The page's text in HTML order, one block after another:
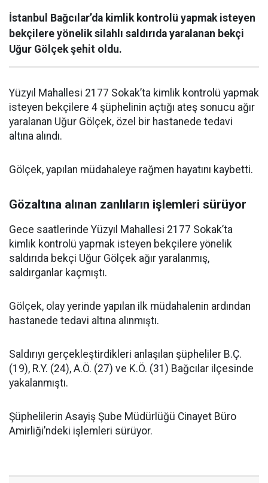
İstanbul Bağcılar’da kimlik kontrolü yapmak isteyen
bekçilere yönelik silahlı saldırıda yaralanan bekçi
Uğur Gölçek şehit oldu.
Yüzyıl Mahallesi 2177 Sokak’ta kimlik kontrolü yapmak
isteyen bekçilere 4 şüphelinin açtığı ateş sonucu ağır
yaralanan Uğur Gölçek, özel bir hastanede tedavi
altına alındı.
Gölçek, yapılan müdahaleye rağmen hayatını kaybetti.
Gözaltına alınan zanlıların işlemleri sürüyor
Gece saatlerinde Yüzyıl Mahallesi 2177 Sokak’ta
kimlik kontrolü yapmak isteyen bekçilere yönelik
saldırıda bekçi Uğur Gölçek ağır yaralanmış,
saldırganlar kaçmıştı.
Gölçek, olay yerinde yapılan ilk müdahalenin ardından
hastanede tedavi altına alınmıştı.
Saldırıyı gerçekleştirdikleri anlaşılan şüpheliler B.Ç.
(19), R.Y. (24), A.Ö. (27) ve K.Ö. (31) Bağcılar ilçesinde
yakalanmıştı.
Şüphelilerin Asayiş Şube Müdürlüğü Cinayet Büro
Amirliği’ndeki işlemleri sürüyor.